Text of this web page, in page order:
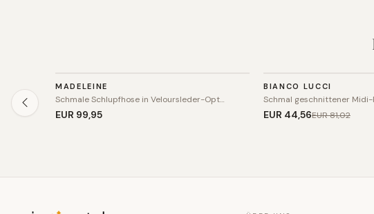
MADELEINE
Schmale Schlupfhose in Veloursleder-Opt…
EUR 99,95
SALE
BIANCO LUCCI
Schmal geschnittener Midi-
EUR 44,56EUR 81,02